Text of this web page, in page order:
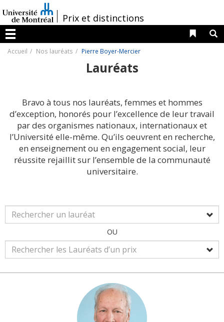
au
contenu
/Prix et distinctions
Menu
Liens
Accueil Nos lauréats Pierre Boyer-Mercier
Lauréats
Bravo à tous nos lauréats, femmes et hommes
d’exception, honorés pour l’excellence de leur travail
par des organismes nationaux, internationaux et
l’Université elle-même. Qu’ils oeuvrent en recherche,
en enseignement ou en engagement social, leur
réussite rejaillit sur l’ensemble de la communauté
universitaire.
OU